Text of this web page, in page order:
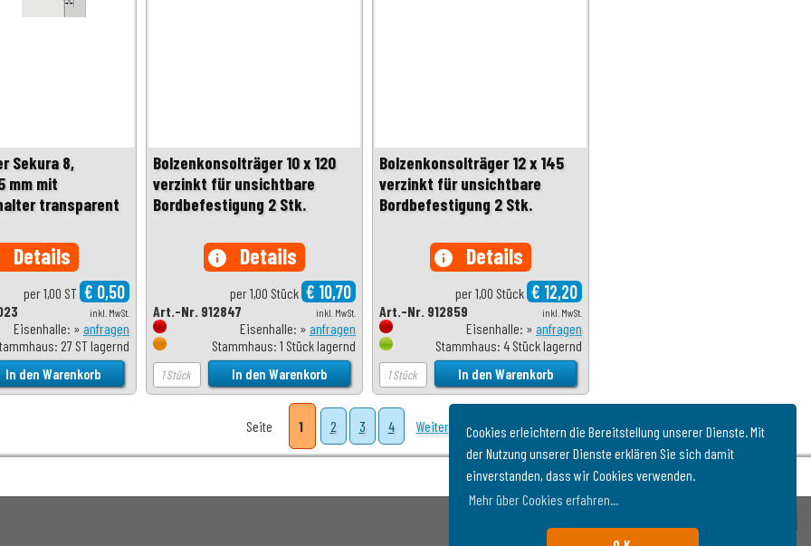
Cookies erleichtern die Bereitstellung unserer Dienste. Mit
der Nutzung unserer Dienste erklären Sie sich damit
einverstanden, dass wir Cookies verwenden.
Mehr über Cookies erfahren...
Sekura 8,
mm mit
transparent
Details
per 1,00 ST € 0,50
inkl. MwSt.
Eisenhalle: » anfragen
27 ST lagernd
Bolzenkonsolträger 10 x 120
verzinkt für unsichtbare
Bordbefestigung 2 Stk.
info Details
per 1,00 Stück € 10,70
inkl. MwSt.
Art.-Nr. 912847
Eisenhalle: » anfragen
Stammhaus: 1 Stück lagernd
Bolzenkonsolträger 12 x 145
verzinkt für unsichtbare
Bordbefestigung 2 Stk.
info Details
per 1,00 Stück € 12,20
inkl. MwSt.
Art.-Nr. 912859
Eisenhalle: » anfragen
Stammhaus: 4 Stück lagernd
Seite 1 2 3 4 Weiter